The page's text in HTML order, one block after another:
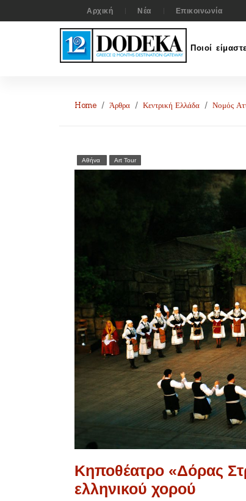
Αρχική Νέα Επικοινωνία
Ποιοί είμαστε
Home Άρθρα Κεντρική Ελλάδα Νομός
Αθήνα Art Tour
Κηποθέατρο «Δόρας
ελληνικού χορού